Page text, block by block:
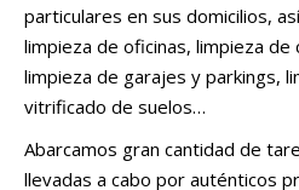
particulares en sus domicilios,
limpieza de oficinas, limpieza de
limpieza de garajes y parkings,
vitrificado de suelos…
Abarcamos gran cantidad de
llevadas a cabo por auténticos